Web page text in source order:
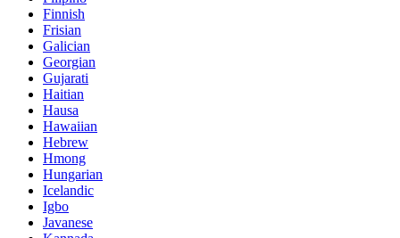
Finnish
Frisian
Galician
Georgian
Gujarati
Haitian
Hausa
Hawaiian
Hebrew
Hmong
Hungarian
Icelandic
Igbo
Javanese